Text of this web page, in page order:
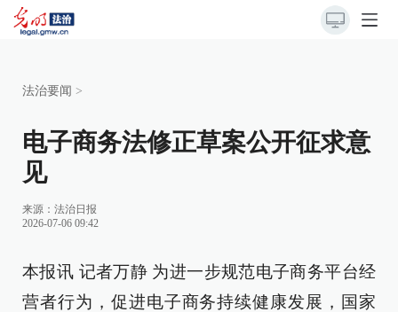
法治要闻 >
电子商务法修正草案公开征求意
见
来源： 法治日报
2026-07-06 09:42
本报讯 记者万静 为进一步规范电子商务平台经
营者行为，促进电子商务持续健康发展，国家